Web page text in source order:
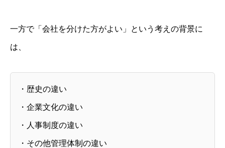
一方で「会社を分けた方がよい」という考えの背景に
は、
・歴史の違い
・企業文化の違い
・人事制度の違い
・その他管理体制の違い